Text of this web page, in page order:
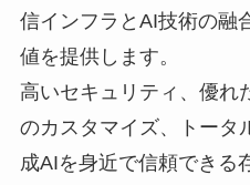
信インフラとAI技術の融
値を提供します。
高いセキュリティ、優れ
のカスタマイズ、トータ
成AIを身近で信頼できる